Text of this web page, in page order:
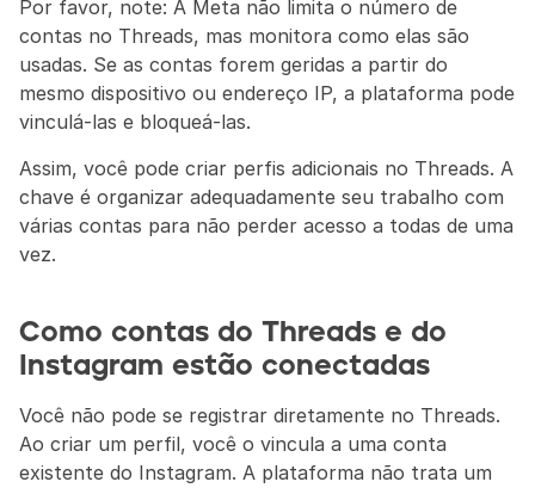
Por favor, note: A Meta não limita o número de
contas no Threads, mas monitora como elas são
usadas. Se as contas forem geridas a partir do
mesmo dispositivo ou endereço IP, a plataforma pode
vinculá-las e bloqueá-las.
Assim, você pode criar perfis adicionais no Threads. A
chave é organizar adequadamente seu trabalho com
várias contas para não perder acesso a todas de uma
vez.
Como contas do Threads e do
Instagram estão conectadas
Você não pode se registrar diretamente no Threads.
Ao criar um perfil, você o vincula a uma conta
existente do Instagram. A plataforma não trata um